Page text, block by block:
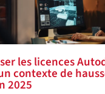
les licences
contexte de
2025